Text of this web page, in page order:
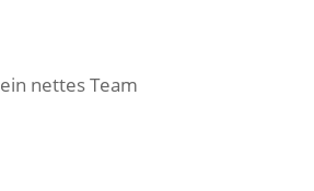
ein nettes Team